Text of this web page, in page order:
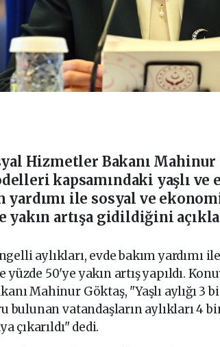
Hizmetler Bakanı Mahinur
kapsamındaki yaşlı
yardımı ile sosyal ve
yakın artışa gidildiğini
aylıkları, evde bakım
yüzde 50'ye yakın artış yapıldı.
Mahinur Göktaş, "Yaşlı aylığı 3
bulunan vatandaşların aylıkları 4
çıkarıldı" dedi.